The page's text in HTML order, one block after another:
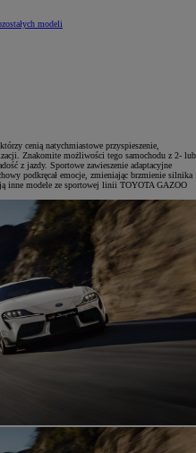
modeli
cenią natychmiastowe przyspieszenie,
Znakomite możliwości tego samochodu z 2- lub
z jazdy. Sportowe zawieszenie adaptacyjne
podkręcał emocje, zmieniając brzmienie silnika
inne modele ze sportowej linii TOYOTA GAZOO